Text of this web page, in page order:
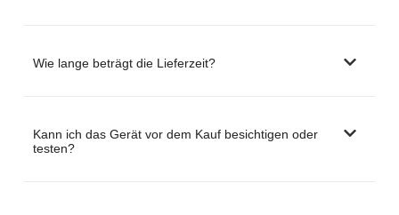
Wie lange beträgt die Lieferzeit?
Kann ich das Gerät vor dem Kauf besichtigen oder
testen?